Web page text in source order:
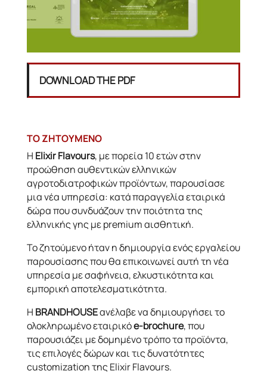
DOWNLOAD THE PDF
ΤΟ ΖΗΤΟΥΜΕΝΟ
Η Elixir Flavours, με πορεία 10 ετών στην
προώθηση αυθεντικών ελληνικών
αγροτοδιατροφικών προϊόντων, παρουσίασε
μια νέα υπηρεσία: κατά παραγγελία εταιρικά
δώρα που συνδυάζουν την ποιότητα της
ελληνικής γης με premium αισθητική.
Το ζητούμενο ήταν η δημιουργία ενός εργαλείου
παρουσίασης που θα επικοινωνεί αυτή τη νέα
υπηρεσία με σαφήνεια, ελκυστικότητα και
εμπορική αποτελεσματικότητα.
Η BRANDHOUSEανέλαβε να δημιουργήσει το
ολοκληρωμένο εταιρικόe-brochure, που
παρουσιάζει με δομημένο τρόπο τα προϊόντα,
τις επιλογές δώρων και τις δυνατότητες
customization της Elixir Flavours.